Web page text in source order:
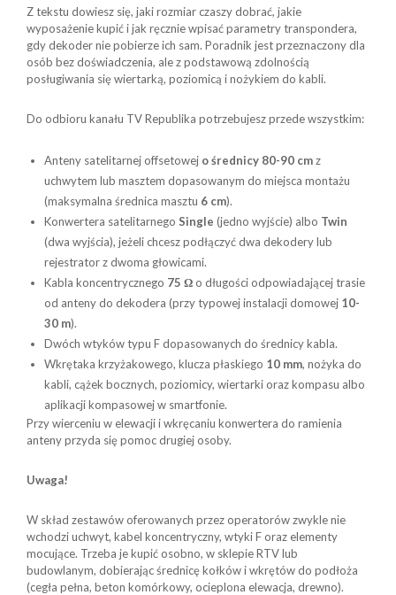
Z tekstu dowiesz się, jaki rozmiar czaszy dobrać, jakie
wyposażenie kupić i jak ręcznie wpisać parametry transpondera,
gdy dekoder nie pobierze ich sam. Poradnik jest przeznaczony dla
osób bez doświadczenia, ale z podstawową zdolnością
posługiwania się wiertarką, poziomicą i nożykiem do kabli.
Do odbioru kanału TV Republika potrzebujesz przede wszystkim:
Anteny satelitarnej offsetowej o średnicy 80-90 cmz
uchwytem lub masztem dopasowanym do miejsca montażu
(maksymalna średnica masztu 6 cm).
Konwertera satelitarnego Single (jedno wyjście) albo Twin
(dwa wyjścia), jeżeli chcesz podłączyć dwa dekodery lub
rejestrator z dwoma głowicami.
Kabla koncentrycznego 75 Ω o długości odpowiadającej trasie
od anteny do dekodera (przy typowej instalacji domowej 10-
30 m).
Dwóch wtyków typu F dopasowanych do średnicy kabla.
Wkrętaka krzyżakowego, klucza płaskiego 10 mm, nożyka do
kabli, cążek bocznych, poziomicy, wiertarki oraz kompasu albo
aplikacji kompasowej w smartfonie.
Przy wierceniu w elewacji i wkręcaniu konwertera do ramienia
anteny przyda się pomoc drugiej osoby.
Uwaga!
W skład zestawów oferowanych przez operatorów zwykle nie
wchodzi uchwyt, kabel koncentryczny, wtyki F oraz elementy
mocujące. Trzeba je kupić osobno, w sklepie RTV lub
budowlanym, dobierając średnicę kołków i wkrętów do podłoża
(cegła pełna, beton komórkowy, ocieplona elewacja, drewno).